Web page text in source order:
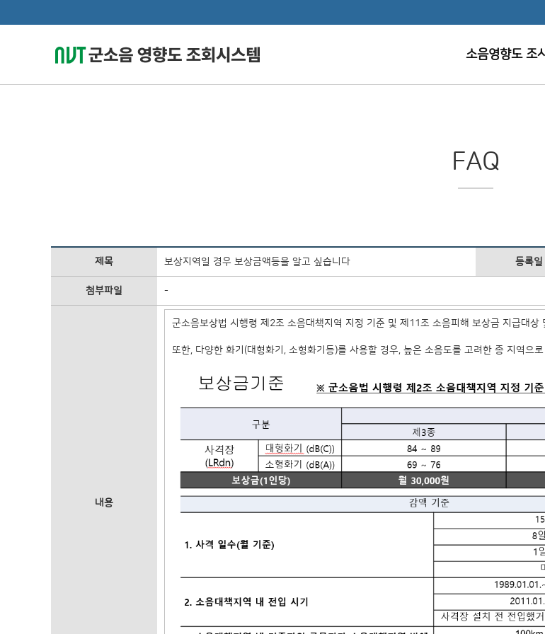
소음영향도 조
FAQ
제목 보상지역일 경우 보상금액등을 알고 싶습니다 등록일
첨부파일 -
내용
군소음보상법 시행령 제2조 소음대책지역 지정 기준 및 제11조 소음피해 보상금 지급대상
또한, 다양한 화기(대형화기, 소형화기등)를 사용할 경우, 높은 소음도를 고려한 종 지역으